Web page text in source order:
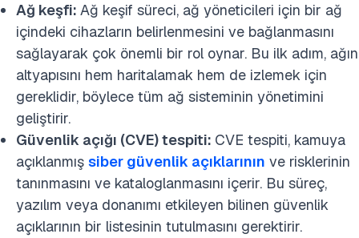
Ağ keşfi: Ağ keşif süreci, ağ yöneticileri için bir ağ
içindeki cihazların belirlenmesini ve bağlanmasını
sağlayarak çok önemli bir rol oynar. Bu ilk adım, ağın
altyapısını hem haritalamak hem de izlemek için
gereklidir, böylece tüm ağ sisteminin yönetimini
geliştirir​​​​.
Güvenlik açığı (CVE) tespiti: CVE tespiti, kamuya
açıklanmış siber güvenlik açıklarının ve risklerinin
tanınmasını ve kataloglanmasını içerir. Bu süreç,
yazılım veya donanımı etkileyen bilinen güvenlik
açıklarının bir listesinin tutulmasını gerektirir.